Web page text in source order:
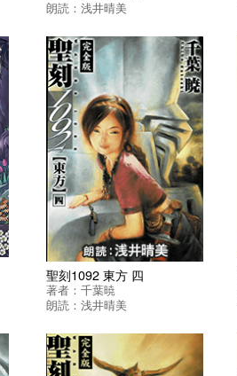
朗読：浅井晴美
聖刻1092 東方 四
著者：千葉暁
朗読：浅井晴美